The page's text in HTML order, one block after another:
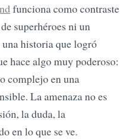
funciona como contraste
superhéroes ni un
historia que logró
hace algo muy poderoso:
complejo en una
La amenaza no es
la duda, la
en lo que se ve.